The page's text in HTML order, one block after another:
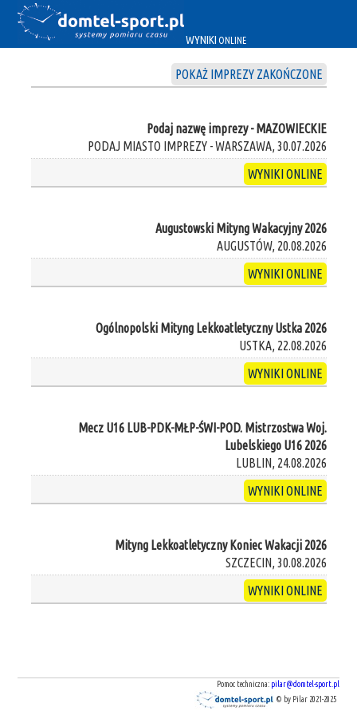
WYNIKI ONLINE
POKAŻ IMPREZY ZAKOŃCZONE
Podaj nazwę imprezy - MAZOWIECKIE
PODAJ MIASTO IMPREZY - WARSZAWA, 30.07.2026
WYNIKI ONLINE
Augustowski Mityng Wakacyjny 2026
AUGUSTÓW, 20.08.2026
WYNIKI ONLINE
Ogólnopolski Mityng Lekkoatletyczny Ustka 2026
USTKA, 22.08.2026
WYNIKI ONLINE
Mecz U16 LUB-PDK-MŁP-ŚWI-POD. Mistrzostwa Woj.
Lubelskiego U16 2026
LUBLIN, 24.08.2026
WYNIKI ONLINE
Mityng Lekkoatletyczny Koniec Wakacji 2026
SZCZECIN, 30.08.2026
WYNIKI ONLINE
Pomoc techniczna: pilar@domtel-sport.pl
© by Pilar 2021-2025